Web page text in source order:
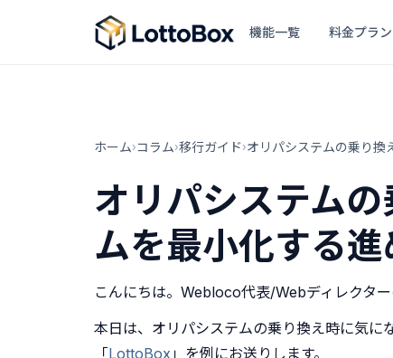
機能一覧 料金プラン
よくある質問
お知らせ
ホーム›コラム›移行ガイド ›オリパシステムの乗り換
オリパシステム
ムを最小化する進
こんにちは。Webloco代表/Webディレクター
本日は、オリパシステムの乗り換え時に気に
「LottoBox」を例にお送りします。